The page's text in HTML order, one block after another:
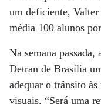
um deficiente,
média 100 alunos
Na semana
Detran de Brasília
adequar o trânsito às
visuais. “Será uma